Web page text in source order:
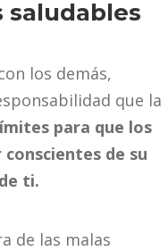
saludables
los demás,
que la
para que los
conscientes de su
ti.
de las malas